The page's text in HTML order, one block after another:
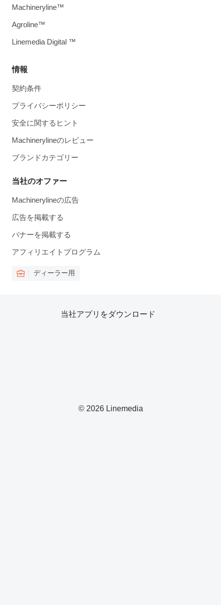
情報
契約条件
プライバシーポリシー
安全に関するヒント
Machinerylineのレビュー
ブランドカテゴリー
当社のオファー
Machinerylineの広告
広告を掲載する
バナーを掲載する
アフィリエイトプログラム
ディーラー用
Machineryline™
Agroline™
Linemedia Digital ™
© 2026 Linemedia
当社アプリをダウンロード